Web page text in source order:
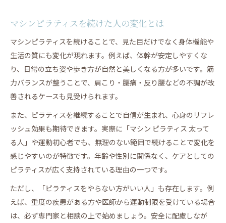
マシンピラティスを続けた人の変化とは
マシンピラティスを続けることで、見た目だけでなく身体機能や
生活の質にも変化が現れます。例えば、体幹が安定しやすくな
り、日常の立ち姿や歩き方が自然と美しくなる方が多いです。筋
力バランスが整うことで、肩こり・腰痛・反り腰などの不調が改
善されるケースも見受けられます。
また、ピラティスを継続することで自信が生まれ、心身のリフレ
ッシュ効果も期待できます。実際に「マシン ピラティス 太って
る人」や運動初心者でも、無理のない範囲で続けることで変化を
感じやすいのが特徴です。年齢や性別に関係なく、ケアとしての
ピラティスが広く支持されている理由の一つです。
ただし、「ピラティスをやらない方がいい人」も存在します。例
えば、重度の疾患がある方や医師から運動制限を受けている場合
は、必ず専門家と相談の上で始めましょう。安全に配慮しなが